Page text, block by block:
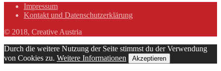
Impressum
Kontakt und Datenschutzerklärung
© 2018, Creative Austria
Durch die weitere Nutzung der Seite stimmst du der Verwendung
von Cookies zu. Weitere Informationen Akzeptieren